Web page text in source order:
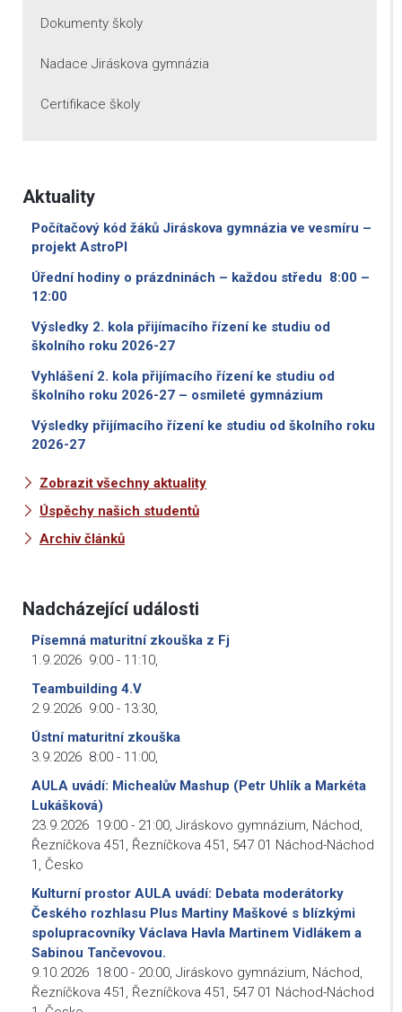
Dokumenty školy
Nadace Jiráskova gymnázia
Certifikace školy
Aktuality
Počítačový kód žáků Jiráskova gymnázia ve vesmíru –
projekt AstroPI
Úřední hodiny o prázdninách – každou středu 8:00 –
12:00
Výsledky 2. kola přijímacího řízení ke studiu od
školního roku 2026-27
Vyhlášení 2. kola přijímacího řízení ke studiu od
školního roku 2026-27 – osmileté gymnázium
Výsledky přijímacího řízení ke studiu od školního roku
2026-27
Zobrazit všechny aktuality
Úspěchy našich studentů
Archiv článků
Nadcházející události
Písemná maturitní zkouška z Fj
1.9.2026 9:00 - 11:10,
Teambuilding 4.V
2.9.2026 9:00 - 13:30,
Ústní maturitní zkouška
3.9.2026 8:00 - 11:00,
AULA uvádí: Michealův Mashup (Petr Uhlík a Markéta
Lukášková)
23.9.2026 19:00 - 21:00, Jiráskovo gymnázium, Náchod,
Řezníčkova 451, Řezníčkova 451, 547 01 Náchod-Náchod
1, Česko
Kulturní prostor AULA uvádí: Debata moderátorky
Českého rozhlasu Plus Martiny Maškové s blízkými
spolupracovníky Václava Havla Martinem Vidlákem a
Sabinou Tančevovou.
9.10.2026 18:00 - 20:00, Jiráskovo gymnázium, Náchod,
Řezníčkova 451, Řezníčkova 451, 547 01 Náchod-Náchod